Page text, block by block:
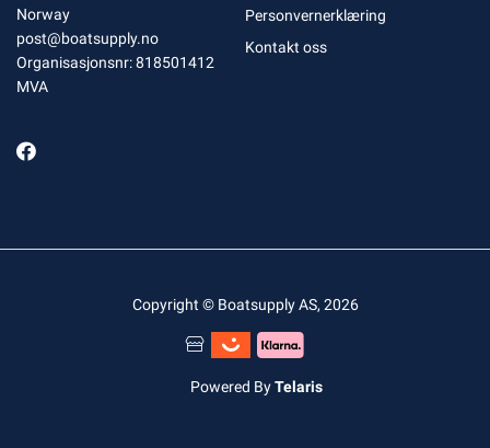
Norway
post@boatsupply.no
Organisasjonsnr: 818501412
MVA
Personvernerklæring
Kontakt oss
Copyright © Boatsupply AS, 2026
Powered ByTelaris